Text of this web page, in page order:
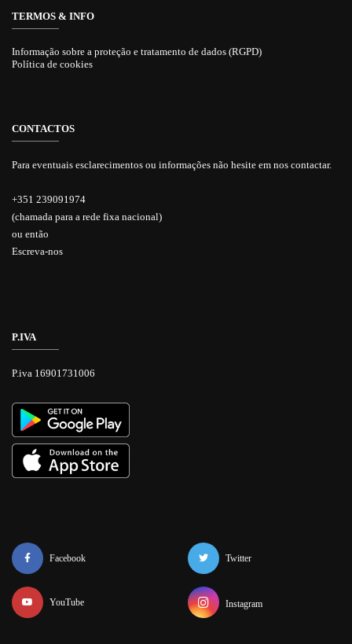
TERMOS & INFO
Informação sobre a proteção e tratamento de dados (RGPD)
Política de cookies
CONTACTOS
Para eventuais esclarecimentos ou informações não hesite em nos contactar.
+351 239091974
(chamada para a rede fixa nacional)
ou então
Escreva-nos
P.IVA
P.iva 16901731006
Facebook
YouTube
Twitter
Instagram